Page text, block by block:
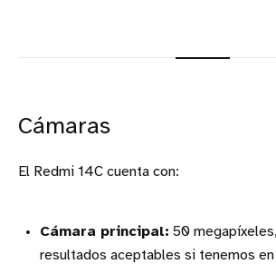
Cámaras
El Redmi 14C cuenta con:
Cámara principal: 50
resultados aceptables si tenemos